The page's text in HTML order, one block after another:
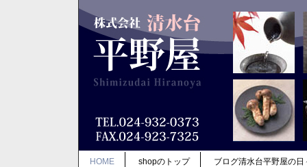
HOME shopのトップ ブログ清水台平野屋の日